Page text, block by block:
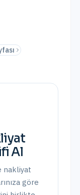
Al
nakliyat
göre